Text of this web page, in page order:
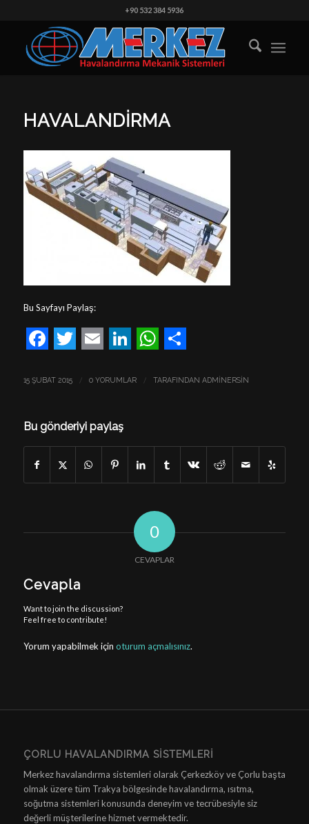
+90 532 384 5936
HAVALANDIRMA
Bu Sayfayı Paylaş:
15 ŞUBAT 2015 / 0 YORUMLAR / TARAFINDAN ADMINERSIN
Bu gönderiyi paylaş
0
CEVAPLAR
Cevapla
Want to join the discussion?
Feel free to contribute!
Yorum yapabilmek için oturum açmalısınız.
ÇORLU HAVALANDIRMA SISTEMLERI
Merkez havalandırma sistemleri olarak Çerkezköy ve Çorlu başta
olmak üzere tüm Trakya bölgesinde havalandırma, ısıtma,
soğutma sistemleri konusunda deneyim ve tecrübesiyle siz
değerli müşterilerine hizmet vermektedir.